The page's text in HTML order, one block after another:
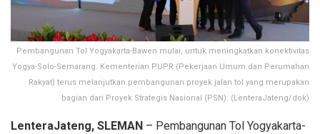
Pembangunan Tol Yogyakarta-Bawen mulai, untuk meningkatkan konektivitas
Yogya-Solo-Semarang. Kementerian PUPR (Pekerjaan Umum dan Perumahan
Rakyat) terus melanjutkan pembangunan proyek jalan tol yang merupakan
bagian dari Proyek Strategis Nasional (PSN). (LenteraJateng/dok)
LenteraJateng, SLEMAN – Pembangunan Tol Yogyakarta-